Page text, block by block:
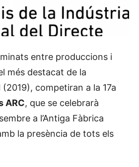
entre produccions i
més destacat de la
competiran a la 17a
ARC, que se celebrarà
a l’Antiga Fàbrica
la presència de tots els